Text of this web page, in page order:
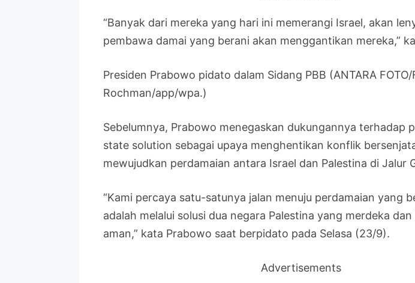
“Banyak dari mereka yang hari ini memerangi Israel, akan
pembawa damai yang berani akan menggantikan mereka,”
Presiden Prabowo pidato dalam Sidang PBB (ANTARA
Rochman/app/wpa.)
Sebelumnya, Prabowo menegaskan dukungannya terhadap
state solution sebagai upaya menghentikan konflik
mewujudkan perdamaian antara Israel dan Palestina di Jalur
“Kami percaya satu-satunya jalan menuju perdamaian yang
adalah melalui solusi dua negara Palestina yang merdeka
aman,” kata Prabowo saat berpidato pada Selasa (23/9).
Advertisements